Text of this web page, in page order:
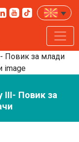
III- Повик за